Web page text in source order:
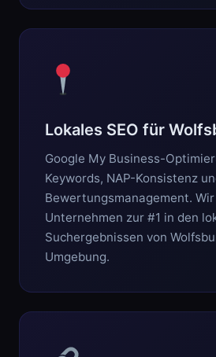
Lokales SEO für
Google My Business-
Keywords, NAP-Konsistenz
Bewertungsmanagement.
Unternehmen zur #1 in den
Suchergebnissen von
Umgebung.